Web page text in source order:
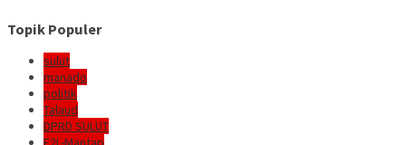
Topik Populer
sulut
manado
politik
Talaud
DPRD SULUT